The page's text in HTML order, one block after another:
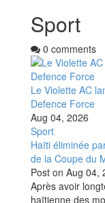
Sport
0 comments
Le Violette AC
Defence Force
Aug 04, 2026
Sport
Haïti éliminée
de la Coupe du
Post on Aug 04,
Après avoir
haïtienne des